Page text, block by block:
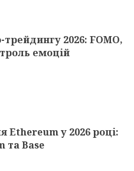
2026: FOMO,
емоцій
Ethereum у 2026 році:
Base